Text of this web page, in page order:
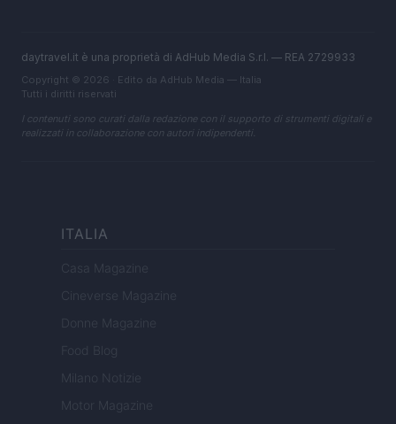
daytravel.it è una proprietà di AdHub Media S.r.l. — REA 2729933
Copyright © 2026 · Edito da AdHub Media — Italia
Tutti i diritti riservati
I contenuti sono curati dalla redazione con il supporto di strumenti digitali e
realizzati in collaborazione con autori indipendenti.
ITALIA
Casa Magazine
Cineverse Magazine
Donne Magazine
Food Blog
Milano Notizie
Motor Magazine